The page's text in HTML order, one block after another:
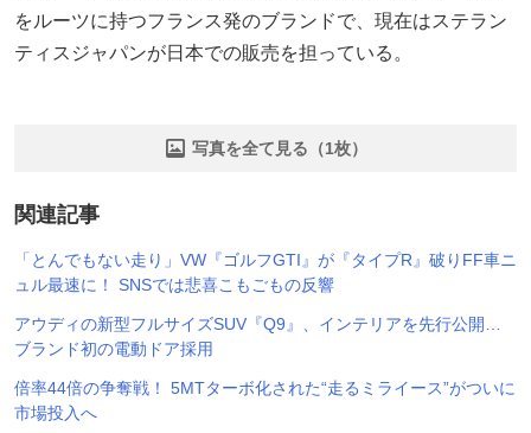
をルーツに持つフランス発のブランドで、現在はステラン
ティスジャパンが日本での販売を担っている。
写真を全て見る（1枚）
関連記事
「とんでもない走り」VW『ゴルフGTI』が『タイプR』破りFF車ニ
ュル最速に！ SNSでは悲喜こもごもの反響
アウディの新型フルサイズSUV『Q9』、インテリアを先行公開…
ブランド初の電動ドア採用
倍率44倍の争奪戦！ 5MTターボ化された“走るミライース”がついに
市場投入へ